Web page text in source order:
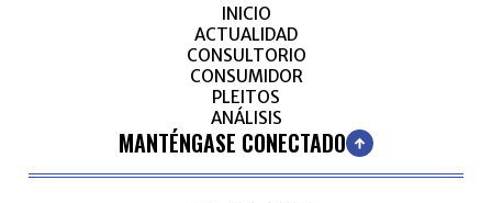
INICIO
ACTUALIDAD
CONSULTORIO
CONSUMIDOR
PLEITOS
ANÁLISIS
MANTÉNGASE CONECTADO